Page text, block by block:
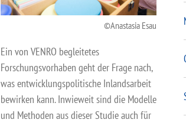
Anastasia Esau
Ein von VENRO begleitetes
Forschungsvorhaben geht der Frage nach,
was entwicklungspolitische Inlandsarbeit
bewirken kann. Inwieweit sind die Modelle
und Methoden aus dieser Studie auch für